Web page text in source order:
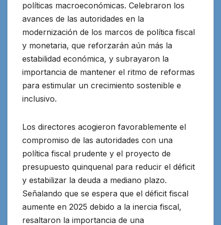
políticas macroeconómicas. Celebraron los
avances de las autoridades en la
modernización de los marcos de política fiscal
y monetaria, que reforzarán aún más la
estabilidad económica, y subrayaron la
importancia de mantener el ritmo de reformas
para estimular un crecimiento sostenible e
inclusivo.
Los directores acogieron favorablemente el
compromiso de las autoridades con una
política fiscal prudente y el proyecto de
presupuesto quinquenal para reducir el déficit
y estabilizar la deuda a mediano plazo.
Señalando que se espera que el déficit fiscal
aumente en 2025 debido a la inercia fiscal,
resaltaron la importancia de una